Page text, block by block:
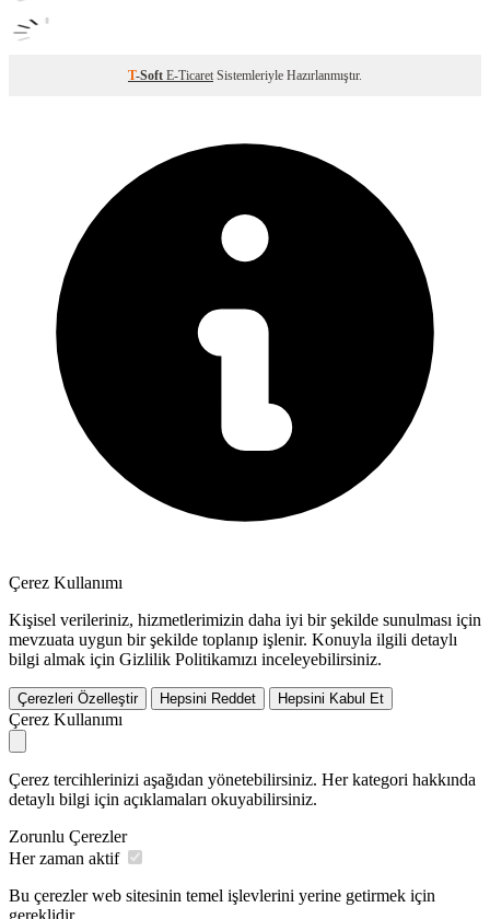
T-Soft E-Ticaret Sistemleriyle Hazırlanmıştır.
Çerez Kullanımı
Kişisel verileriniz, hizmetlerimizin daha iyi bir şekilde sunulması için
mevzuata uygun bir şekilde toplanıp işlenir. Konuyla ilgili detaylı
bilgi almak için Gizlilik Politikamızı inceleyebilirsiniz.
Çerezleri Özelleştir Hepsini Reddet Hepsini Kabul Et
Çerez Kullanımı
Çerez tercihlerinizi aşağıdan yönetebilirsiniz. Her kategori hakkında
detaylı bilgi için açıklamaları okuyabilirsiniz.
Zorunlu Çerezler
Her zaman aktif
Bu çerezler web sitesinin temel işlevlerini yerine getirmek için
gereklidir.